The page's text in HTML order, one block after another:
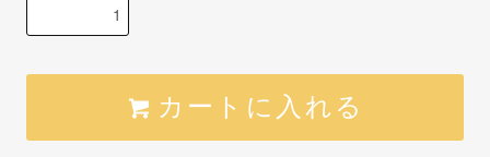
カートに入れる